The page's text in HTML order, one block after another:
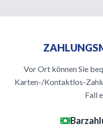
Vor Ort können Sie
Karten-/Kontaktlos-
Fall